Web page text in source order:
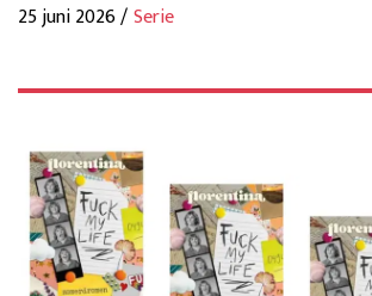
25 juni 2026 /Serie